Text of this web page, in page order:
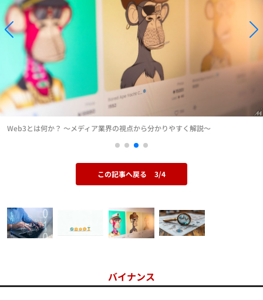
Web3とは何か？ ～メディア業界の視点から分かりやすく解説～
この記事へ戻る 3/4
バイナンス